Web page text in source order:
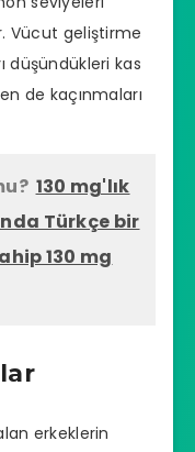
Vücut geliştirme
düşündükleri kas
de kaçınmaları
130 mg'lık
Türkçe bir
130 mg
erkeklerin